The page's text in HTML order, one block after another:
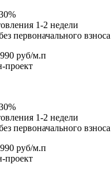
1-2 недели
первоначального взноса
руб/м.п
проект
1-2 недели
первоначального взноса
руб/м.п
проект